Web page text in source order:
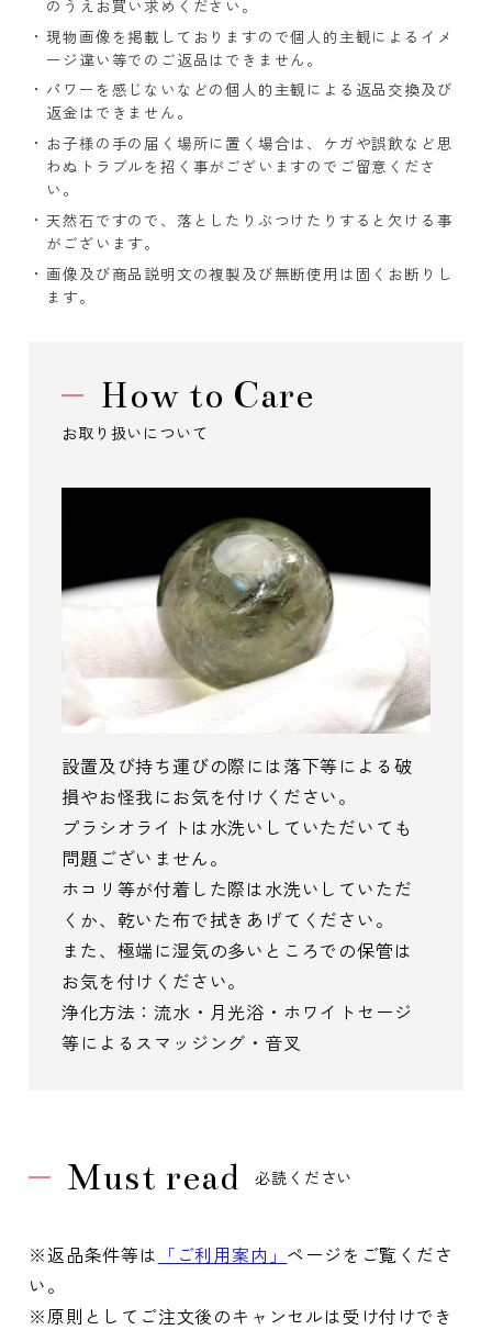
のうえお買い求めください。
現物画像を掲載しておりますので個人的主観によるイメ
ージ違い等でのご返品はできません。
パワーを感じないなどの個人的主観による返品交換及び
返金はできません。
お子様の手の届く場所に置く場合は、ケガや誤飲など思
わぬトラブルを招く事がございますのでご留意くださ
い。
天然石ですので、落としたりぶつけたりすると欠ける事
がございます。
画像及び商品説明文の複製及び無断使用は固くお断りし
ます。
How to Care
お取り扱いについて
設置及び持ち運びの際には落下等による破
損やお怪我にお気を付けください。
プラシオライトは水洗いしていただいても
問題ございません。
ホコリ等が付着した際は水洗いしていただ
くか、乾いた布で拭きあげてください。
また、極端に湿気の多いところでの保管は
お気を付けください。
浄化方法：流水・月光浴・ホワイトセージ
等によるスマッジング・音叉
Must read 必読ください
※返品条件等は 「ご利用案内」 ページをご覧くださ
い。
※原則としてご注文後のキャンセルは受け付けでき